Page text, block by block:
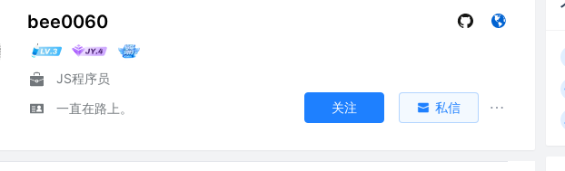
bee0060
JS程序员
一直在路上。
关注 私信